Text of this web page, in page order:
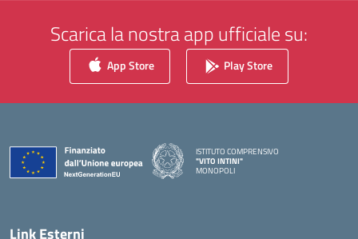
Scarica la nostra app ufficiale su:
App Store Play Store
ISTITUTO COMPRENSIVO
"VITO INTINI"
MONOPOLI
Link Esterni